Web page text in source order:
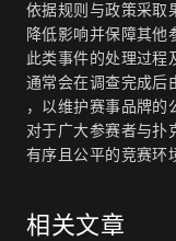
依据规则与政策采取
降低影响并保障其他
此类事件的处理过程
通常会在调查完成后
，以维护赛事品牌的
对于广大参赛者与扑
有序且公平的竞赛环
相关文章